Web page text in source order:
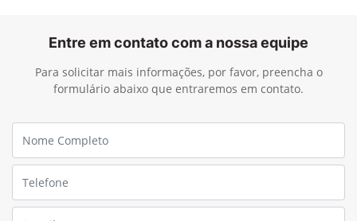
Entre em contato com a nossa equipe
Para solicitar mais informações, por favor, preencha o
formulário abaixo que entraremos em contato.